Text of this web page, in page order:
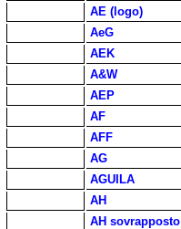
AE (logo)
AeG
AEK
A&W
AEP
AF
AFF
AG
AGUILA
AH
AH sovrapposto